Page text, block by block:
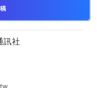
訊社